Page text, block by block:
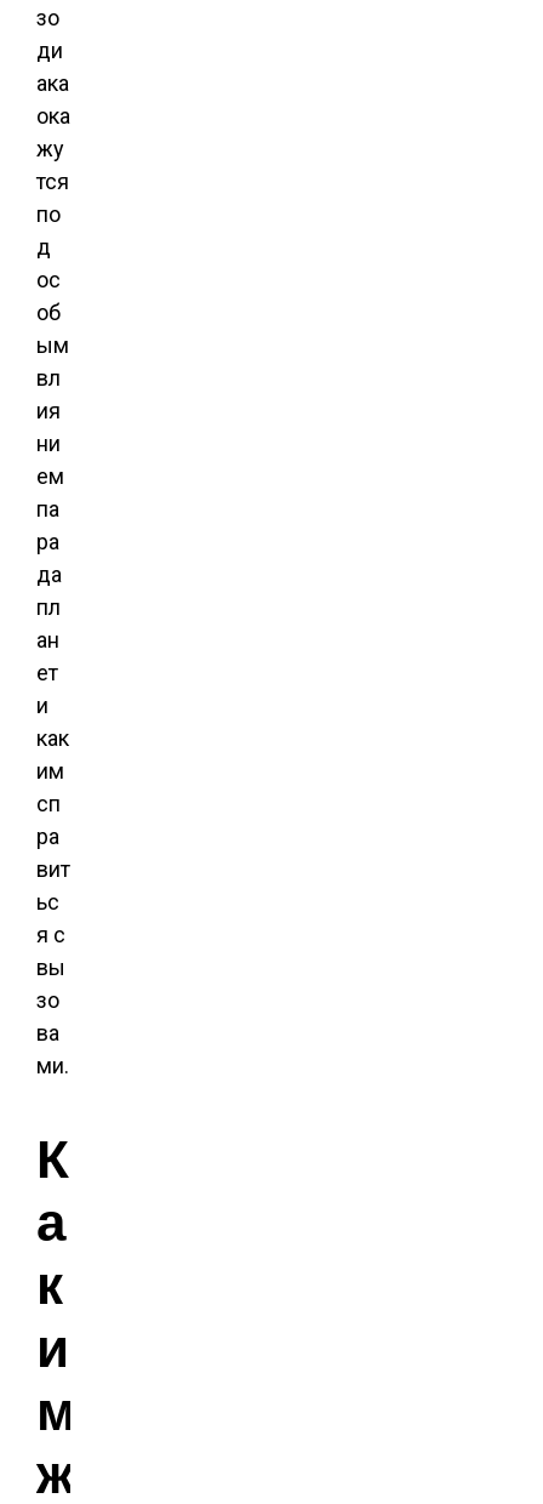
зо
ди
ака
ока
жу
тся
по
д
ос
об
ым
вл
ия
ни
ем
па
ра
да
пл
ан
ет
и
как
им
сп
ра
вит
ьс
я с
вы
зо
ва
ми.
К
а
к
и
м
ж